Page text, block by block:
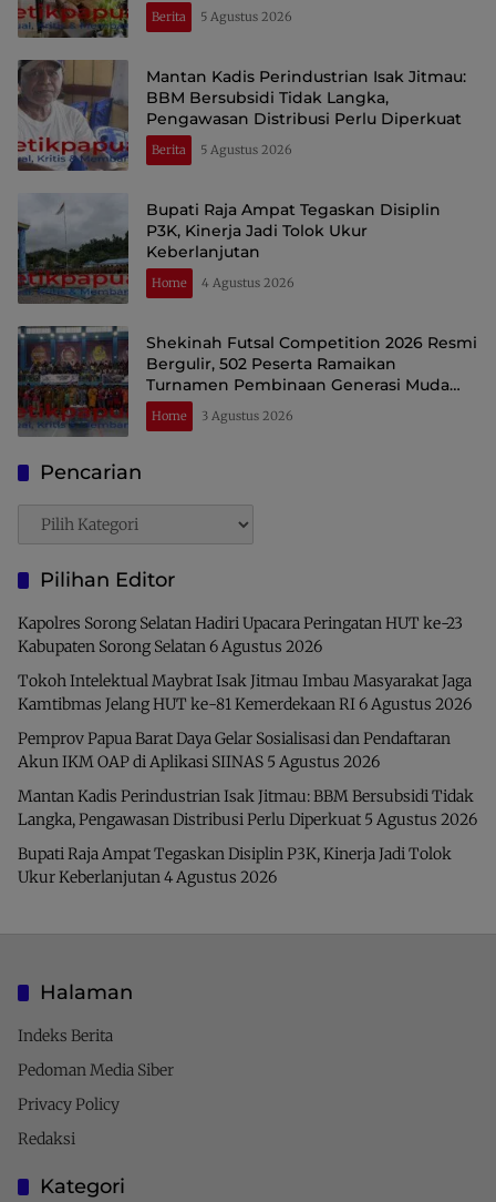
Berita 5 Agustus 2026
Mantan Kadis Perindustrian Isak Jitmau:
BBM Bersubsidi Tidak Langka,
Pengawasan Distribusi Perlu Diperkuat
Berita 5 Agustus 2026
Bupati Raja Ampat Tegaskan Disiplin
P3K, Kinerja Jadi Tolok Ukur
Keberlanjutan
Home 4 Agustus 2026
Shekinah Futsal Competition 2026 Resmi
Bergulir, 502 Peserta Ramaikan
Turnamen Pembinaan Generasi Muda
Raja Ampat
Home 3 Agustus 2026
Pencarian
Pencarian
Pilihan Editor
Kapolres Sorong Selatan Hadiri Upacara Peringatan HUT ke-23
Kabupaten Sorong Selatan6 Agustus 2026
Tokoh Intelektual Maybrat Isak Jitmau Imbau Masyarakat Jaga
Kamtibmas Jelang HUT ke-81 Kemerdekaan RI6 Agustus 2026
Pemprov Papua Barat Daya Gelar Sosialisasi dan Pendaftaran
Akun IKM OAP di Aplikasi SIINAS 5 Agustus 2026
Mantan Kadis Perindustrian Isak Jitmau: BBM Bersubsidi Tidak
Langka, Pengawasan Distribusi Perlu Diperkuat 5 Agustus 2026
Bupati Raja Ampat Tegaskan Disiplin P3K, Kinerja Jadi Tolok
Ukur Keberlanjutan4 Agustus 2026
Halaman
Indeks Berita
Pedoman Media Siber
Privacy Policy
Redaksi
Kategori